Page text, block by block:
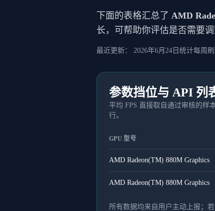
下面的表格汇总了 AMD
长，可帮助你评估是否需要调
最近更新： 2026年6月24日 统计每周
参数挡位与 API 列
平均 FPS 直接取自通过审核的样
行。
GPU 型号
AMD Radeon(TM) 880M Graphics
AMD Radeon(TM) 880M Graphics
所有数据均来自用户主动上报；